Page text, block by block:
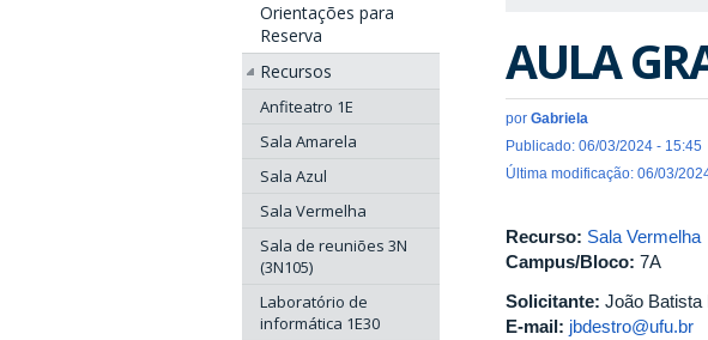
Orientações para
Reserva
Recursos
Anfiteatro 1E
Sala Amarela
Sala Azul
Sala Vermelha
Sala de reuniões 3N
(3N105)
Laboratório de
informática 1E30
AULA
por Gabriela
Publicado: 06/03/2024 - 15:45
Última modificação: 06/03/
Recurso: Sala Vermelha
Campus/Bloco: 7A
Solicitante: João Batista
E-mail: jbdestro@ufu.br